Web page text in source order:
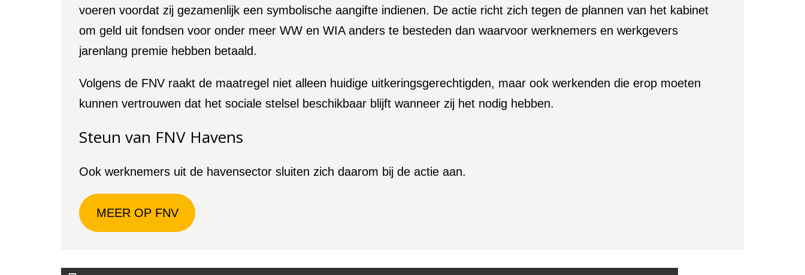
voeren voordat zij gezamenlijk een symbolische aangifte indienen. De actie richt zich tegen de plannen van het kabinet
om geld uit fondsen voor onder meer WW en WIA anders te besteden dan waarvoor werknemers en werkgevers
jarenlang premie hebben betaald.
Volgens de FNV raakt de maatregel niet alleen huidige uitkeringsgerechtigden, maar ook werkenden die erop moeten
kunnen vertrouwen dat het sociale stelsel beschikbaar blijft wanneer zij het nodig hebben.
Steun van FNV Havens
Ook werknemers uit de havensector sluiten zich daarom bij de actie aan.
MEER OP FNV